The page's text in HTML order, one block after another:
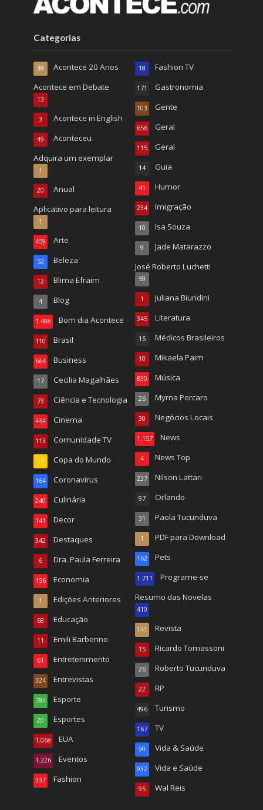
Categorias
Acontece 20 Anos
38
Acontece em Debate
13
Acontece in English
3
Aconteceu
49
Adquira um exemplar
1
Anual
20
Aplicativo para leitura
1
Arte
459
Beleza
52
Blima Efraim
12
Blog
4
Bom dia Acontece
1.408
Brasil
110
Business
664
Cecilia Magalhães
17
Ciência e Tecnologia
73
Cinema
434
Comunidade TV
113
Copa do Mundo
17
Coronavirus
164
Culinária
240
Decor
141
Destaques
342
Dra. Paula Ferreira
6
Economia
156
Edições Anteriores
1
Educação
68
Emili Barberino
11
Entretenimento
61
Entrevistas
324
Esporte
784
Esportes
20
EUA
1.068
Eventos
1.226
Fashion
337
Fashion TV
18
Gastronomia
171
Gente
103
Geral
656
Geral
115
Guia
14
Humor
41
Imigração
234
Isa Souza
10
Jade Matarazzo
9
José Roberto Luchetti
59
Juliana Biundini
1
Literatura
345
Médicos Brasileiros
15
Mikaela Paim
10
Música
830
Myrna Porcaro
26
Negócios Locais
30
News
1.157
News Top
4
Nilson Lattari
237
Orlando
97
Paola Tucunduva
31
PDF para Download
1
Pets
162
Programe-se
1.711
Resumo das Novelas
410
Revista
141
Ricardo Tomassoni
15
Roberto Tucunduva
26
RP
22
Turismo
496
TV
167
Vida & Saúde
90
Vida e Saúde
932
Wal Reis
95